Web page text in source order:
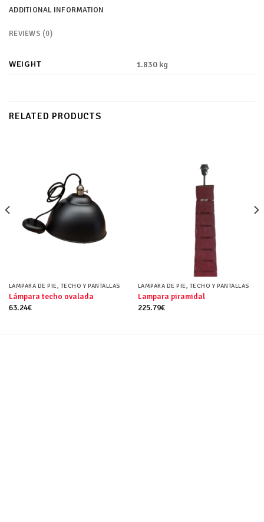
ADDITIONAL INFORMATION
REVIEWS (0)
WEIGHT 1.830 kg
RELATED PRODUCTS
LAMPARA DE PIE, TECHO Y PANTALLAS
Lámpara techo ovalada
63.24€
LAMPARA DE PIE, TECHO Y PANTALLAS
Lampara piramidal
225.79€